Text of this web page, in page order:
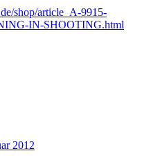
shop/article_A-9915-
IN-SHOOTING.html
2012